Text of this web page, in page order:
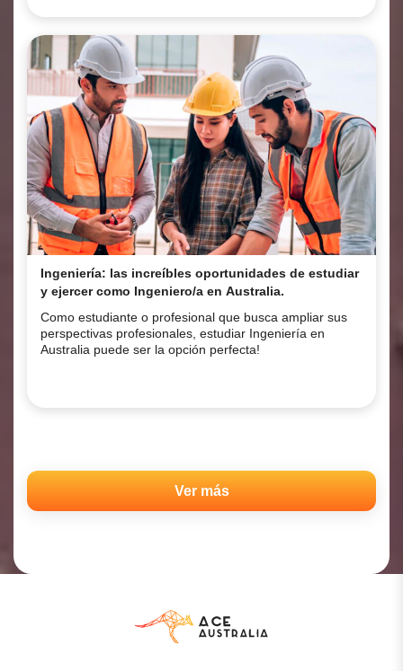
Ingeniería: las increíbles oportunidades de estudiar
y ejercer como Ingeniero/a en Australia.
Como estudiante o profesional que busca ampliar sus
perspectivas profesionales, estudiar Ingeniería en
Australia puede ser la opción perfecta!
Ver más